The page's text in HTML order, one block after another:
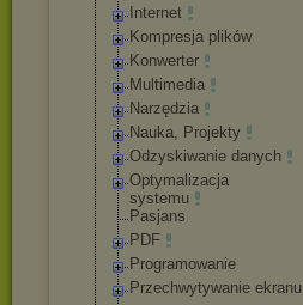
Internet
Kompresja plików
Konwerter
Multimedia
Narzędzia
Nauka, Projekty
Odzyskiwanie danych
Optymalizacja
systemu
Pasjans
PDF
Programowanie
Przechwytywanie ekranu